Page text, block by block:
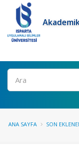
Ara
ANA SAYFA SON